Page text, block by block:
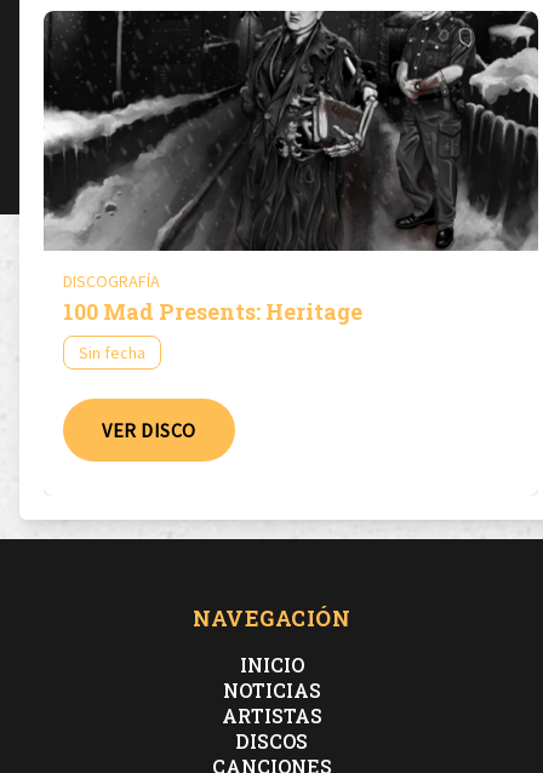
DISCOGRAFÍA
100 Mad Presents: Heritage
Sin fecha
VER DISCO
NAVEGACIÓN
INICIO
NOTICIAS
ARTISTAS
DISCOS
CANCIONES